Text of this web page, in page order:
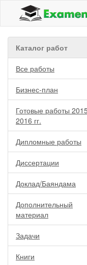
Каталог работ
Все работы
Бизнес-план
Готовые работы
2016 гг.
Дипломные работы
Диссертации
Доклад/Баяндама
Дополнительный
материал
Задачи
Книги